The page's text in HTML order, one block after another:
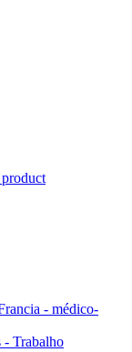
- médico-
- Trabalho